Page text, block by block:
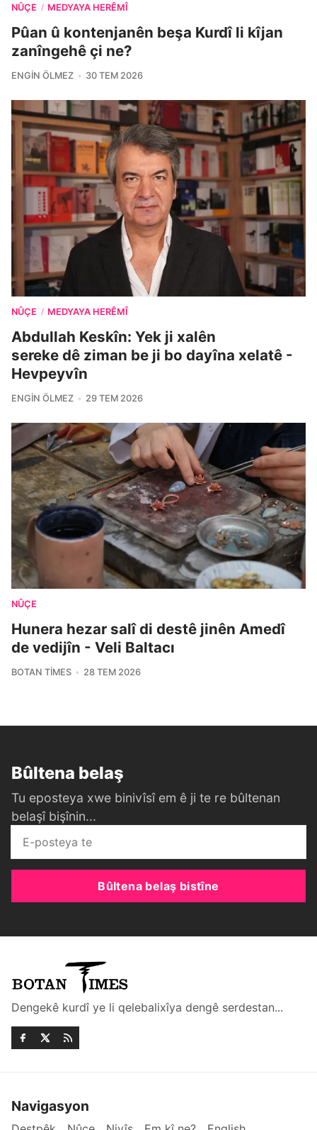
NÛÇE / MEDYAYA HERÊMÎ
Pûan û kontenjanên beşa Kurdî li kîjan
zanîngehê çi ne?
ENGIN ÖLMEZ 30 TEM 2026
NÛÇE / MEDYAYA HERÊMÎ
Abdullah Keskîn: Yek ji xalên
sereke dê ziman be ji bo dayîna xelatê -
Hevpeyvîn
ENGIN ÖLMEZ 29 TEM 2026
NÛÇE
Hunera hezar salî di destê jinên Amedî
de vedijîn - Veli Baltacı
BOTAN TIMES 28 TEM 2026
Bûltena belaş
Tu eposteya xwe binivîsî em ê ji te re bûltenan
belaşî bişînin...
Bûltena belaş bistîne
Dengekê kurdî ye li qelebalixîya dengê serdestan...
Navigasyon